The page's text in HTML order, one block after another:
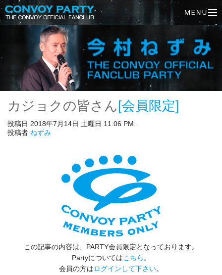
カジョクの皆さん [会員限定]
投稿日 2018年7月14日 土曜日 11:06 PM.
投稿者 ねずみ
この記事の内容は、PARTY会員限定となっております。
Partyについてはこちら 。
会員の方はログインして下さい。